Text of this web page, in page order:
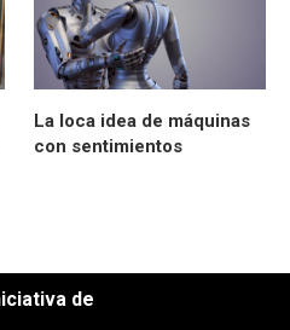
La loca idea de máquinas
con sentimientos
de